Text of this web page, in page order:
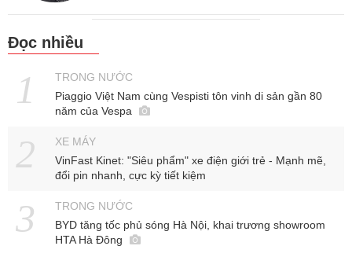
Đọc nhiều
TRONG NƯỚC
Piaggio Việt Nam cùng Vespisti tôn vinh di sản gần 80
năm của Vespa
XE MÁY
VinFast Kinet: "Siêu phẩm" xe điện giới trẻ - Mạnh mẽ,
đổi pin nhanh, cực kỳ tiết kiệm
TRONG NƯỚC
BYD tăng tốc phủ sóng Hà Nội, khai trương showroom
HTA Hà Đông